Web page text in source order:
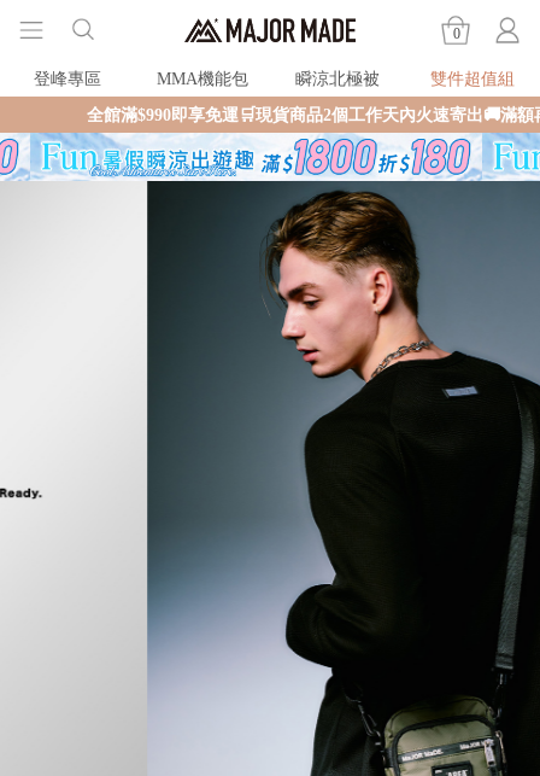
0
登峰專區 MMA機能包 瞬涼北極被
雙件超值組
滿$990即享免運🛒現貨商品2個工作天內火速寄出🚚滿額再送限量好禮✨